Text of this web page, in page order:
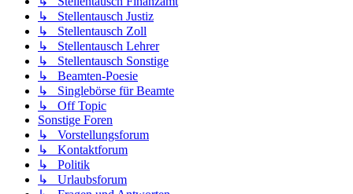
↳ Stellentausch Justiz
↳ Stellentausch Zoll
↳ Stellentausch Lehrer
↳ Stellentausch Sonstige
↳ Beamten-Poesie
↳ Singlebörse für Beamte
↳ Off Topic
Sonstige Foren
↳ Vorstellungsforum
↳ Kontaktforum
↳ Politik
↳ Urlaubsforum